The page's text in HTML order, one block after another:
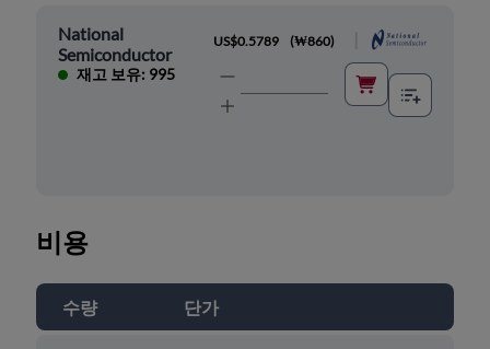
National
Semiconductor
재고 보유: 995
US$0.5789 (₩860)
비용
수량 단가